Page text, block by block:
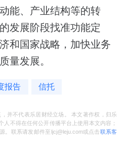
能、产业结构等的转
发展阶段找准功能定
和国家战略，加快业务
量发展。
报告 信托
并不代表乐居财经立场。 本文著作权，归乐
人不得在任何公开传播平台上使用本文内容；
。联系请发邮件至ljcj@leju.com或点击联系客